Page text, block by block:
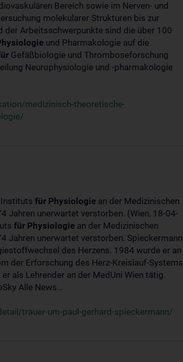
Bereich sowie im Nerven- und
molekularer Strukturen bis zur
der Arbeitsschwerpunkte sind die über 100
und Pharmakologie auf die
Gefäßbiologie und Thromboseforschung
Neurophysiologie und -pharmakologie
medizinisch-theoretische-
Instituts für Physiologie an der Medizinischen
Jahren unerwartet verstorben. (Wien, 18-04-
für Physiologie an der Medizinischen
Jahren unerwartet verstorben. Spieckermann
des Herzens. 1984 wurde er an
der Erforschung des Herz-Kreislauf-Systems
als Lehrender an der MedUni Wien tätig.
Alle News...
trauer-um-paul-gerhard-spieckermann/